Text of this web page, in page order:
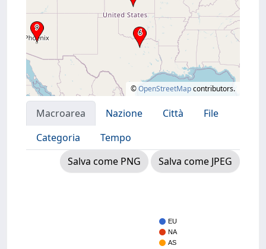
©OpenStreetMapcontributors.
Macroarea Nazione Città
File
Categoria
Tempo
Salva come PNG
Salva come JPEG
EU
NA
AS